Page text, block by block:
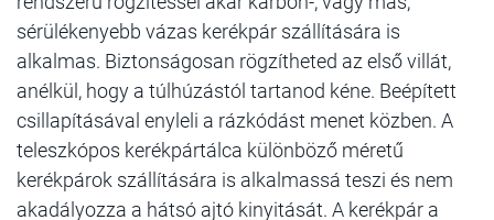
sérülékenyebb vázas kerékpár szállítására is
alkalmas. Biztonságosan rögzítheted az első villát,
anélkül, hogy a túlhúzástól tartanod kéne. Beépített
csillapításával enyleli a rázkódást menet közben. A
teleszkópos kerékpártálca különböző méretű
kerékpárok szállítására is alkalmassá teszi és nem
akadályozza a hátsó ajtó kinyitását. A kerékpár a